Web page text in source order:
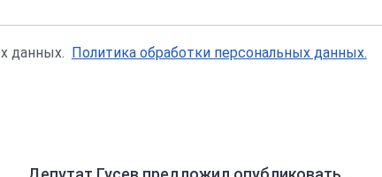
данных. Политика обработки персональных данных.